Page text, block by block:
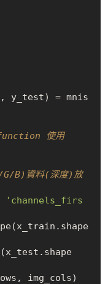
y_test) = mnis
使用
B)資料(深度)放
'channels_firs